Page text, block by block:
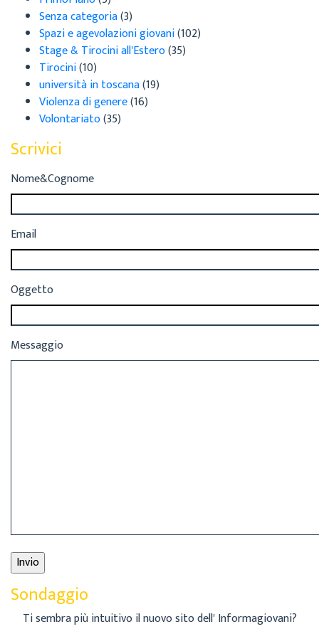
Senza categoria(3)
Spazi e agevolazioni giovani(102)
Stage & Tirocini all'Estero(35)
Tirocini(10)
università in toscana(19)
Violenza di genere(16)
Volontariato(35)
Scrivici
Nome&Cognome
Email
Oggetto
Messaggio
Sondaggio
Ti sembra più intuitivo il nuovo sito dell' Informagiovani?